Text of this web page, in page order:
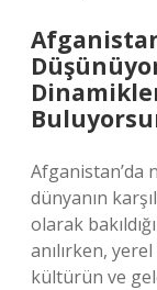
Afganistan’da
dünyanın
olarak
anılırken,
kültürün ve